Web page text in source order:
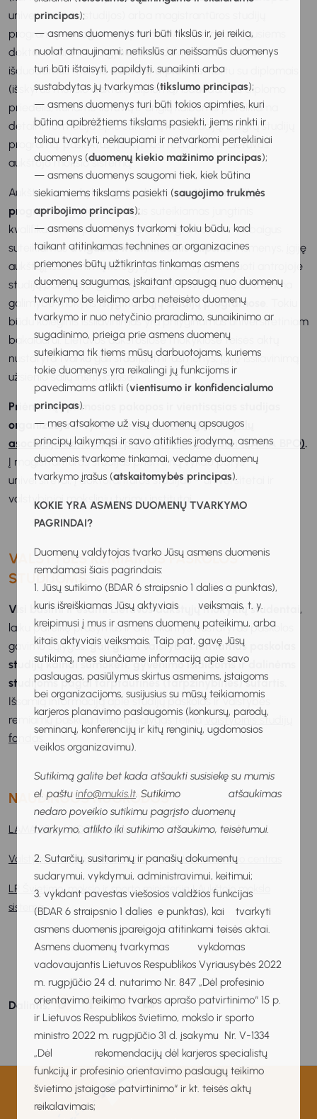
principas);
— asmens duomenys turi būti tikslūs ir, jei reikia,
nuolat atnaujinami; netikslūs ar neišsamūs duomenys
turi būti ištaisyti, papildyti, sunaikinti arba
sustabdytas jų tvarkymas (tikslumo principas);
— asmens duomenys turi būti tokios apimties, kuri
būtina apibrėžtiems tikslams pasiekti, jiems rinkti ir
toliau tvarkyti, nekaupiami ir netvarkomi pertekliniai
duomenys (duomenų kiekio mažinimo principas);
— asmens duomenys saugomi tiek, kiek būtina
siekiamiems tikslams pasiekti (saugojimo trukmės
apribojimo principas);
— asmens duomenys tvarkomi tokiu būdu, kad
taikant atitinkamas technines ar organizacines
priemones būtų užtikrintas tinkamas asmens
duomenų saugumas, įskaitant apsaugą nuo duomenų
tvarkymo be leidimo arba neteisėto duomenų
tvarkymo ir nuo netyčinio praradimo, sunaikinimo ar
sugadinimo, prieiga prie asmens duomenų
suteikiama tik tiems mūsų darbuotojams, kuriems
tokie duomenys yra reikalingi jų funkcijoms ir
pavedimams atlikti (vientisumo ir konfidencialumo
principas).
— mes atsakome už visų duomenų apsaugos
principų laikymąsi ir savo atitikties įrodymą, asmens
duomenis tvarkome tinkamai, vedame duomenų
tvarkymo įrašus (atskaitomybės principas).
KOKIE YRA ASMENS DUOMENŲ TVARKYMO
PAGRINDAI?
Duomenų valdytojas tvarko Jūsų asmens duomenis
remdamasi šiais pagrindais:
1. Jūsų sutikimo (BDAR 6 straipsnio 1 dalies a punktas),
kuris išreiškiamas Jūsų aktyviais veiksmais, t. y.
kreipimusi į mus ir asmens duomenų pateikimu, arba
kitais aktyviais veiksmais. Taip pat, gavę Jūsų
sutikimą, mes siunčiame informaciją apie savo
paslaugas, pasiūlymus skirtus asmenims, įstaigoms
bei organizacijoms, susijusius su mūsų teikiamomis
karjeros planavimo paslaugomis (konkursų, parodų,
seminarų, konferencijų ir kitų renginių, ugdomosios
veiklos organizavimu).
Sutikimą galite bet kada atšaukti susisiekę su mumis
el. paštu info@mukis.lt. Sutikimo atšaukimas
nedaro poveikio sutikimu pagrįsto duomenų
tvarkymo, atlikto iki sutikimo atšaukimo, teisėtumui.
2. Sutarčių, susitarimų ir panašių dokumentų
sudarymui, vykdymui, administravimui, keitimui;
3. vykdant pavestas viešosios valdžios funkcijas
(BDAR 6 straipsnio 1 dalies e punktas), kai tvarkyti
asmens duomenis įpareigoja atitinkami teisės aktai.
Asmens duomenų tvarkymas vykdomas
vadovaujantis Lietuvos Respublikos Vyriausybės 2022
m. rugpjūčio 24 d. nutarimo Nr. 847 „Dėl profesinio
orientavimo teikimo tvarkos aprašo patvirtinimo“ 15 p.
ir Lietuvos Respublikos švietimo, mokslo ir sporto
ministro 2022 m. rugpjūčio 31 d. įsakymu Nr. V-1334
„Dėl rekomendacijų dėl karjeros specialistų
funkcijų ir profesinio orientavimo paslaugų teikimo
švietimo įstaigose patvirtinimo“ ir kt. teisės aktų
reikalavimais;
universitetinės studijos) arba magistrantūros studijų
programą –magistro diplomas. Asmenims, baigusiems
doktorantūrą ir apsigynusiems daktaro disertaciją,
išduodamas mokslo daktaro diplomas. Kartu su diplomais
(išskyrus mokslo daktaro diplomą) išduodamas diplomo
priedėlis, kuriame lietuvių ir anglų kalbomis pateikiama
detali informacija apie suteiktą kvalifikaciją, baigtą studijų
programą, pasiektus mokymosi rezultatus ir Lietuvos
aukštojo mokslo sistemą.
Aukštosios mokyklos gali vykdyti jungtines studijų
programas, kurias pabaigus suteikiamas jungtinis
kvalifikacinis laipsnis. Taip pat programas, kurias baigus
suteikiamasdvigubas kvalifikacinis laipsnis. Asmenys, įgiję
aukštąjį išsilavinimą kolegijoje ir norintys studijuoti antrojoje
studijų pakopoje, gali pasinaudoti universitetų suteikiama
galimybe mokytisišlyginamųjų studijų programose
būdu koleginis išsilavinimas yra prilyginamas universitetiniam
bakalaurui. Lietuvos aukštosiose mokyklose teisės aktų
nustatyta tvarka gali studijuoti ir asmenys, įgiję išsilavinimą
užsienio šalių institucijose.
Priėmimą į pirmosios pakopos ir vientisąsias studijas
organizuoja ir vykdo Lietuvos aukštųjų mokyklų
asociacija bendrajam priėmimui organizuoti (LAMA BPO).
Į magistrantūros studijas priėmimą vykdo patys
universitetai, į doktorantūros studijas – universitetai ir
valstybiniai mokslinių tyrimų institutai.
VALSTYBĖS REMIAMOS PASKOLOS
STUDIJOMS
Visi būsimi ir esami Lietuvos aukštųjų mokyklų studentai ,
laiku pateikę prašymus ir atitinkantys nustatytas paskolos
gavimo sąlygas,gali gauti valstybės remiamas paskolas
studijų kainai sumokėti, gyvenimo išlaidoms ir dalinėms
studijoms pagal tarptautines (tarpžinybines) sutartis.
Išsamią informaciją apie studijų paskolas ir valstybės
remiamų paskolų teikimo sąlygas teikia
Valstybinis studijų
fondas
NAUDINGOS NUORODOS
LAMA BPO AIKOS mokysiu.lt
Valstybinis studijų fondas Studijų kokybės vertinimo centras
LR Švietimo, mokslo ir sporto ministerija | Aukštojo mokslo
sistema
Dalintis: